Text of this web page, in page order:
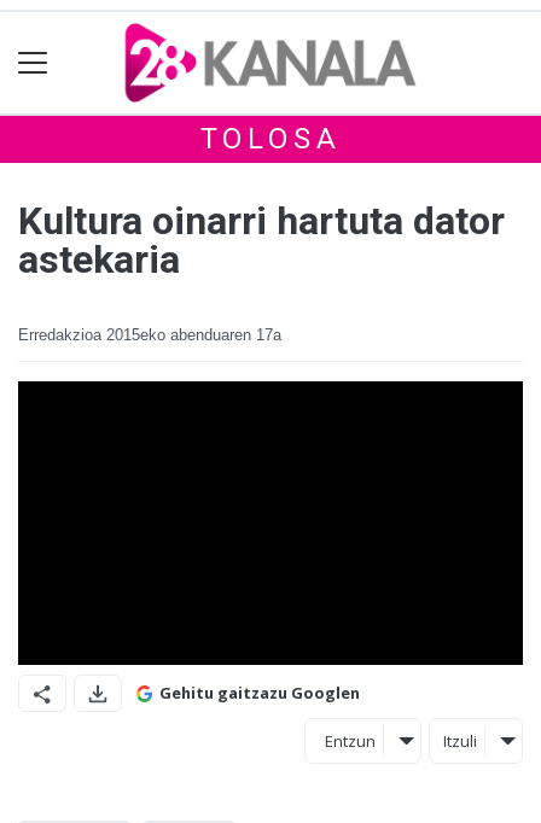
TOLOSA
Kultura oinarri hartuta dator
astekaria
Erredakzioa 2015eko abenduaren 17a
Gehitu gaitzazu Googlen
Entzun Itzuli